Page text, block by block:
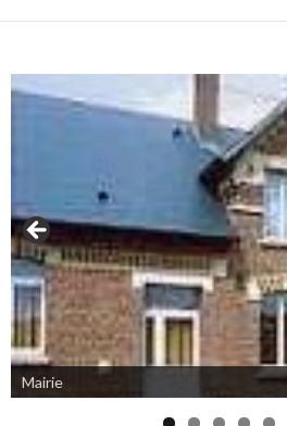
Mairie
Eglise de Thiescourt détruite durant la